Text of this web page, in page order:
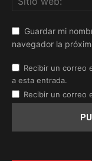
Guardar mi
navegador la
Recibir un correo
a esta entrada.
Recibir un correo